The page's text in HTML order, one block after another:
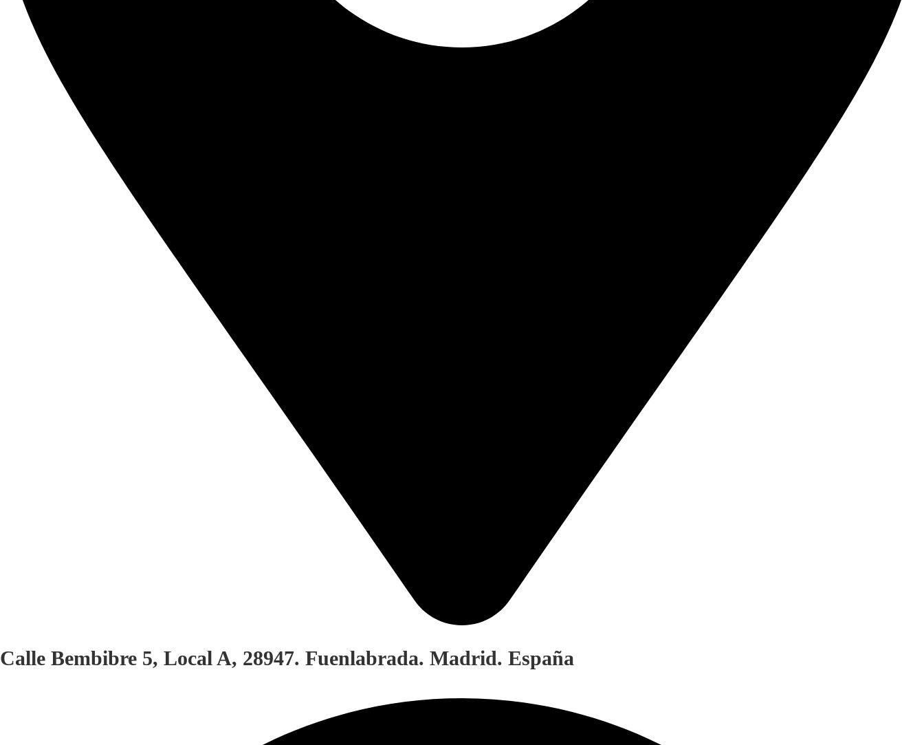
Calle Bembibre 5, Local A, 28947. Fuenlabrada. Madrid. España